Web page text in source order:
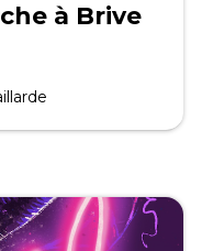
à Brive